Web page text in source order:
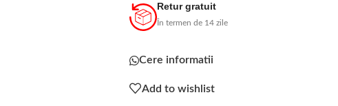
Retur gratuit
În termen de 14 zile
Cere informatii
Add to wishlist